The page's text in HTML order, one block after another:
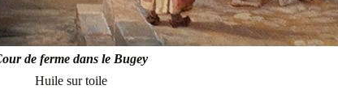
de ferme dans le Bugey
Huile sur toile